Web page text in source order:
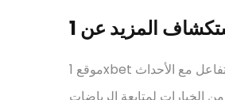
موقع 1xbet يعتبر من المنصات الرائدة والتي تقدم تجربة متميزة للأشخاص الذين يرغبون في التفاعل مع الأحداث